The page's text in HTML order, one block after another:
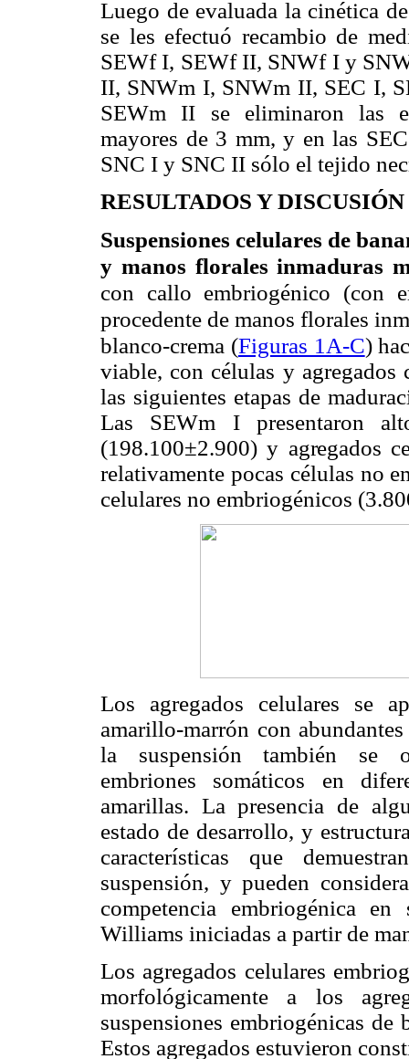
Luego de evaluada la cinética
se les efectuó recambio de
SEWf I, SEWf II, SNWf I y
II, SNWm I, SNWm II, SEC I,
SEWm II se eliminaron las
mayores de 3 mm, y en las
SNC I y SNC II sólo el tejido
RESULTADOS Y DISCUSIÓN
Suspensiones celulares de
y manos florales inmaduras
con callo embriogénico (con
procedente de manos florales
blanco-crema (Figuras 1A-C)
viable, con células y agregados
las siguientes etapas de
Las SEWm I presentaron
(198.100±2.900) y agregados
relativamente pocas células no
celulares no embriogénicos
Los agregados celulares se
amarillo-marrón con
la suspensión también se
embriones somáticos en
amarillas. La presencia de
estado de desarrollo, y
características que
suspensión, y pueden
competencia embriogénica en
Williams iniciadas a partir de
Los agregados celulares
morfológicamente a los
suspensiones embriogénicas
Estos agregados estuvieron